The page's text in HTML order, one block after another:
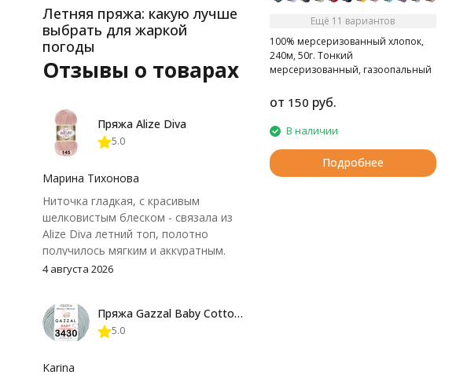
Ещё 11 вариантов
100% мерсеризованный хлопок,
240м, 50г. Тонкий
мерсеризованный, газоопальный
от 150 руб.
В наличии
Подробнее
Летняя пряжа: какую лучше
выбрать для жаркой
погоды
Отзывы о товарах
Пряжа Alize Diva
5.0
Марина Тихонова
Ниточка гладкая, с красивым
шелковистым блеском - связала из
Alize Diva летний топ, полотно
получилось мягким и аккуратным.
Петли хорошо видны, вяжется
нюанс - пряжа немного скользит и
иногда расслаивается, пришлось
крючок поудобнее.
4 августа 2026
Пряжа Gazzal Baby Cotton 25
5.0
Karina